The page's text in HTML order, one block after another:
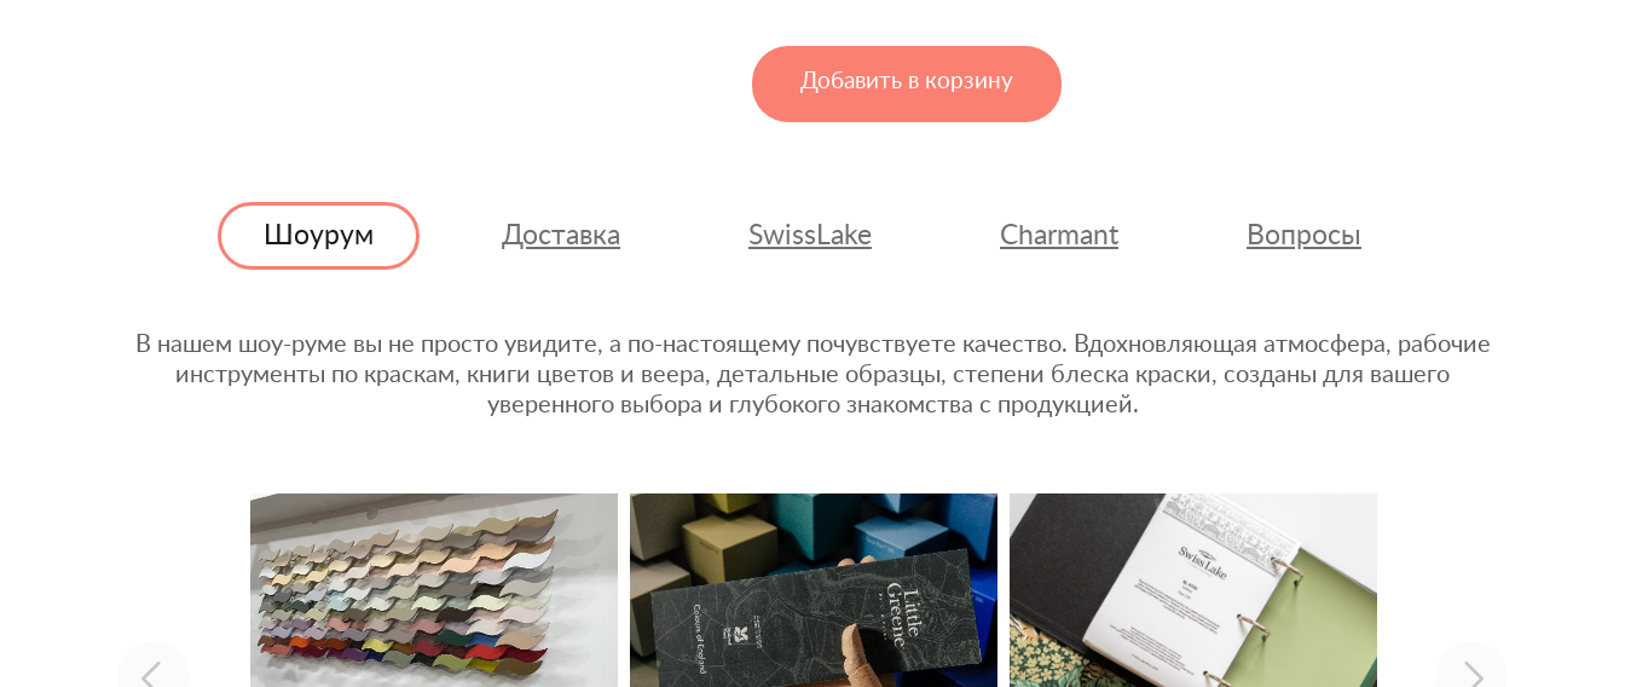
Добавить в корзину
Шоурум Доставка SwissLake Charmant Вопросы
В нашем шоу-руме вы не просто увидите, а по-настоящему почувствуете качество. Вдохновляющая атмосфера, рабочие
инструменты по краскам, книги цветов и веера, детальные образцы, степени блеска краски, созданы для вашего
уверенного выбора и глубокого знакомства с продукцией.